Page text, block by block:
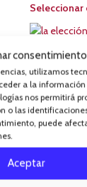
consentimiento
utilizamos
a la
nos permitirá
o las
puede
Aceptar
Seleccionar